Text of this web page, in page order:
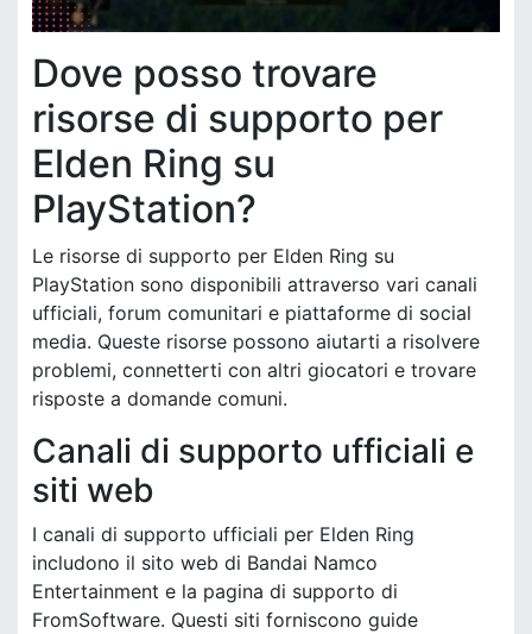
Dove posso trovare
risorse di supporto per
Elden Ring su
PlayStation?
Le risorse di supporto per Elden Ring su
PlayStation sono disponibili attraverso vari canali
ufficiali, forum comunitari e piattaforme di social
media. Queste risorse possono aiutarti a risolvere
problemi, connetterti con altri giocatori e trovare
risposte a domande comuni.
Canali di supporto ufficiali e
siti web
I canali di supporto ufficiali per Elden Ring
includono il sito web di Bandai Namco
Entertainment e la pagina di supporto di
FromSoftware. Questi siti forniscono guide